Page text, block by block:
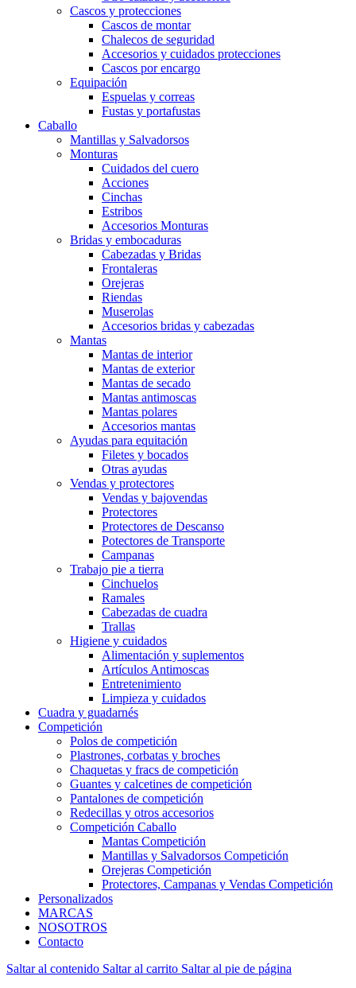
Cascos y protecciones
Cascos de montar
Chalecos de seguridad
Accesorios y cuidados protecciones
Cascos por encargo
Equipación
Espuelas y correas
Fustas y portafustas
Caballo
Mantillas y Salvadorsos
Monturas
Cuidados del cuero
Acciones
Cinchas
Estribos
Accesorios Monturas
Bridas y embocaduras
Cabezadas y Bridas
Frontaleras
Orejeras
Riendas
Muserolas
Accesorios bridas y cabezadas
Mantas
Mantas de interior
Mantas de exterior
Mantas de secado
Mantas antimoscas
Mantas polares
Accesorios mantas
Ayudas para equitación
Filetes y bocados
Otras ayudas
Vendas y protectores
Vendas y bajovendas
Protectores
Protectores de Descanso
Potectores de Transporte
Campanas
Trabajo pie a tierra
Cinchuelos
Ramales
Cabezadas de cuadra
Trallas
Higiene y cuidados
Alimentación y suplementos
Artículos Antimoscas
Entretenimiento
Limpieza y cuidados
Cuadra y guadarnés
Competición
Polos de competición
Plastrones, corbatas y broches
Chaquetas y fracs de competición
Guantes y calcetines de competición
Pantalones de competición
Redecillas y otros accesorios
Competición Caballo
Mantas Competición
Mantillas y Salvadorsos Competición
Orejeras Competición
Protectores, Campanas y Vendas Competición
Personalizados
MARCAS
NOSOTROS
Contacto
Saltar al contenido Saltar al carrito Saltar al pie de página